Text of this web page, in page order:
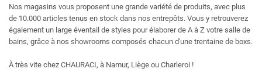
Nos magasins vous proposent une grande variété de produits, avec plus
de 10.000 articles tenus en stock dans nos entrepôts. Vous y retrouverez
également un large éventail de styles pour élaborer de A à Z votre salle de
bains, grâce à nos showrooms composés chacun d'une trentaine de boxs.
À très vite chez CHAURACI, à Namur, Liège ou Charleroi !